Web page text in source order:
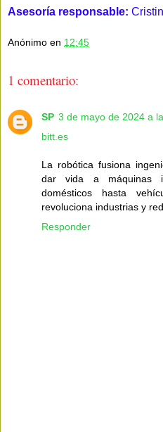
Asesoría responsable:
Anónimo en 12:45
1 comentario:
SP 3 de mayo de 2024 a
bitt.es
La robótica fusiona
dar vida a máquinas
domésticos hasta
revoluciona industrias y
Responder